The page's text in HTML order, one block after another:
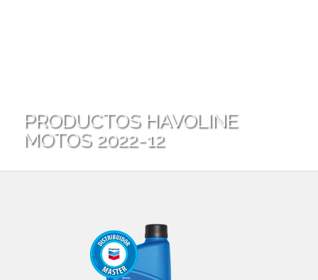
PRODUCTOS HAVOLINE
MOTOS 2022-12